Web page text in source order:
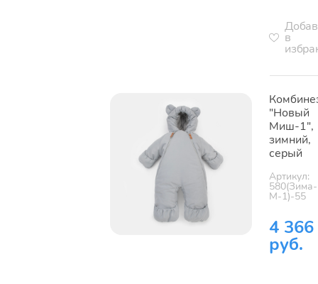
в
"Новый
Миш-1",
зимний,
серый
Артикул:
580(Зима-
М-1)-55
4 366
руб.